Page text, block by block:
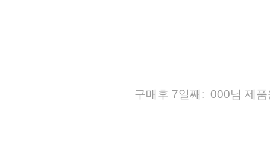
구매후 7일째: 000님 제